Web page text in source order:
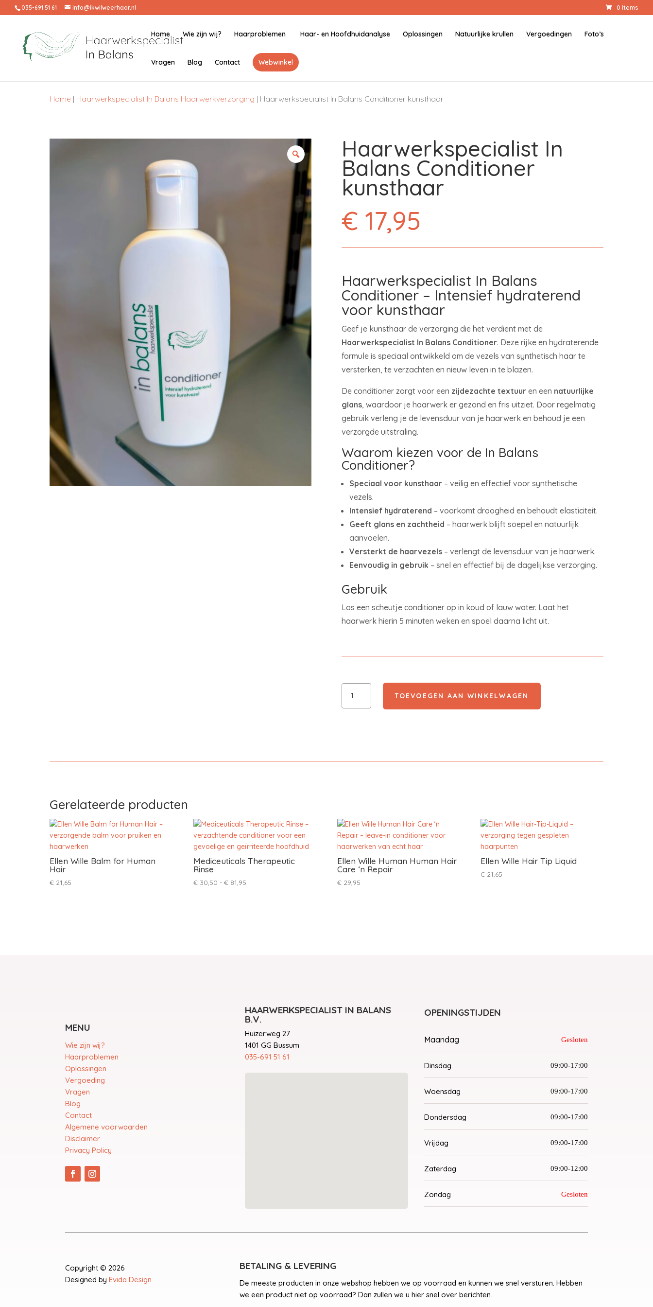
035-691 51 61 info@ikwilweerhaar.nl 0 items
Home Wie zijn wij? Haarproblemen Haar- en Hoofdhuidanalyse Oplossingen Natuurlijke krullen Vergoedingen Foto’s
Vragen Blog Contact Webwinkel
Home | Haarwerkspecialist In Balans Haarwerkverzorging | Haarwerkspecialist In Balans Conditioner kunsthaar
Haarwerkspecialist In
Balans Conditioner
kunsthaar
€ 17,95
Haarwerkspecialist In Balans
Conditioner – Intensief hydraterend
voor kunsthaar
Geef je kunsthaar de verzorging die het verdient met de
Haarwerkspecialist In Balans Conditioner. Deze rijke en hydraterende
formule is speciaal ontwikkeld om de vezels van synthetisch haar te
versterken, te verzachten en nieuw leven in te blazen.
De conditioner zorgt voor een zijdezachte textuur en een natuurlijke
glans, waardoor je haarwerk er gezond en fris uitziet. Door regelmatig
gebruik verleng je de levensduur van je haarwerk en behoud je een
verzorgde uitstraling.
Waarom kiezen voor de In Balans
Conditioner?
Speciaal voor kunsthaar – veilig en effectief voor synthetische
vezels.
Intensief hydraterend – voorkomt droogheid en behoudt elasticiteit.
Geeft glans en zachtheid – haarwerk blijft soepel en natuurlijk
aanvoelen.
Versterkt de haarvezels – verlengt de levensduur van je haarwerk.
Eenvoudig in gebruik – snel en effectief bij de dagelijkse verzorging.
Gebruik
Los een scheutje conditioner op in koud of lauw water. Laat het
haarwerk hierin 5 minuten weken en spoel daarna licht uit.
Haarwerkspecialist
Balans
TOEVOEGEN AAN WINKELWAGEN
Gerelateerde producten
Ellen Wille Balm for Human
Hair
€ 21,65
Mediceuticals Therapeutic
Rinse
€30,50 - €81,95Prijsklasse:
Ellen Wille Human Human Hair
Care ‘n Repair
€29,95
Ellen Wille Hair Tip Liquid
€ 21,65
MENU
Wie zijn wij?
Haarproblemen
Oplossingen
Vergoeding
Vragen
Blog
Contact
Algemene voorwaarden
Disclaimer
Privacy Policy
HAARWERKSPECIALIST IN BALANS
B.V.
Huizerweg 27
1401 GG Bussum
035-691 51 61
OPENINGSTIJDEN
Maandag Gesloten
Dinsdag 09:00-17:00
Woensdag 09:00-17:00
Dondersdag 09:00-17:00
Vrijdag 09:00-17:00
Zaterdag 09:00-12:00
Zondag Gesloten
Copyright © 2026
Designed byEvida Design
BETALING & LEVERING
De meeste producten in onze webshop hebben we op voorraad en kunnen we snel versturen. Hebben
we een product niet op voorraad? Dan zullen we u hier snel over berichten.